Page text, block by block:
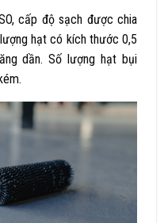
cấp độ sạch được chia
hạt có kích thước 0,5
dần. Số lượng hạt bụi